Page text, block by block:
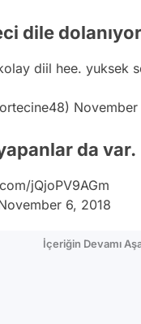
dile
diil hee. yuksek
November
da var.
jQjoPV9AGm
6, 2018
İçeriğin Devamı